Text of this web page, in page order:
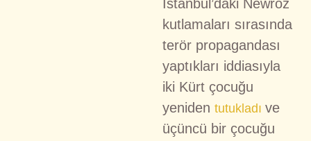
İstanbul’daki Newroz
kutlamaları sırasında
terör propagandası
yaptıkları iddiasıyla
iki Kürt çocuğu
yeniden tutukladı ve
üçüncü bir çocuğu